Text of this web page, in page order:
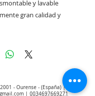
y lavable
gran calidad y
- Ourense - (España) |
| 0034697669271